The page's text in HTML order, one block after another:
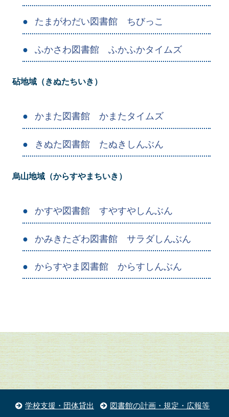
たまがわだい図書館 ちびっこ
ふかさわ図書館 ふかふかタイムズ
砧地域（きぬたちいき）
かまた図書館 かまたタイムズ
きぬた図書館 たぬきしんぶん
烏山地域（からすやまちいき）
かすや図書館 すやすやしんぶん
かみきたざわ図書館 サラダしんぶん
からすやま図書館 からすしんぶん
学校支援・団体貸出 図書館の計画・規定・広報等